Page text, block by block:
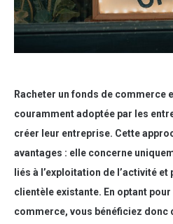
Racheter un fonds de commerce
couramment adoptée par les
créer leur entreprise. Cette
avantages : elle concerne
liés à l’exploitation de l’activité
clientèle existante. En optant
commerce, vous bénéficiez donc